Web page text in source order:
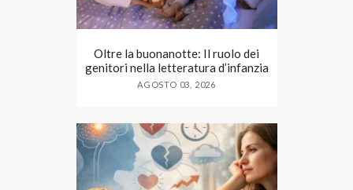
Oltre la buonanotte: Il ruolo dei
genitori nella letteratura d’infanzia
AGOSTO 03, 2026